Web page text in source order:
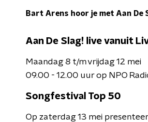
Bart Arens hoor je met Aan
Aan De Slag! live vanuit
Maandag 8 t/m vrijdag 12 mei
09.00 - 12.00 uur op NPO
Songfestival Top 50
Op zaterdag 13 mei